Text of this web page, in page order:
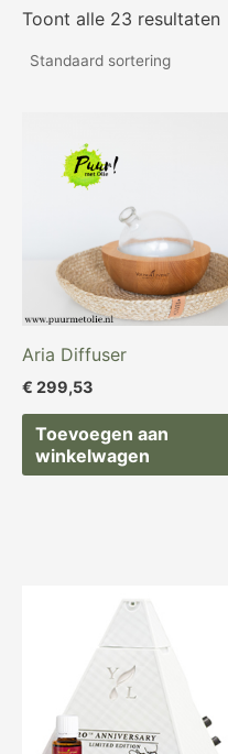
Toont alle 23 resultaten
Aria Diffuser
€ 299,53
Toevoegen aan
winkelwagen
prijs
was:
€ 139,00.€ 124,97.